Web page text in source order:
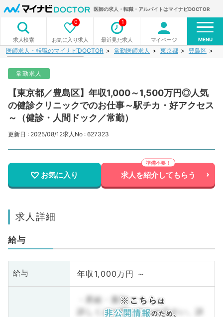
医師の求人・転職・アルバイトはマイナビDOCTOR
求人検索 お気に入り求人
0
最近見た求人
1
マイページ MENU
医師求人・転職のマイナビDOCTOR 常勤医師求人 東京都 豊島区
常勤求人
【東京都／豊島区】年収1,000～1,500万円◎人気
の健診クリニックでのお仕事～駅チカ・好アクセス
～（健診・人間ドック／常勤）
更新日 : 2025/08/12求人No : 627323
お気に入り 求人を紹介してもらう
求人詳細
給与
給与 年収1,000万円 ～
・昇給・賞与
詳しくはお問い合わせ下さい。詳